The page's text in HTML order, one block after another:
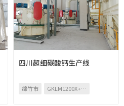
四川超细碳酸钙生产线
绵竹市 GKLM1200X+二次分级机